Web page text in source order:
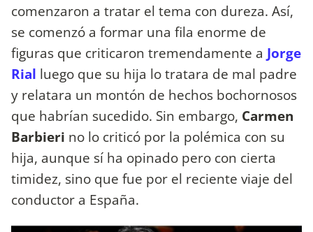
comenzaron a tratar el tema con dureza. Así,
se comenzó a formar una fila enorme de
figuras que criticaron tremendamente a Jorge
Rial luego que su hija lo tratara de mal padre
y relatara un montón de hechos bochornosos
que habrían sucedido. Sin embargo, Carmen
Barbieri no lo criticó por la polémica con su
hija, aunque sí ha opinado pero con cierta
timidez, sino que fue por el reciente viaje del
conductor a España.